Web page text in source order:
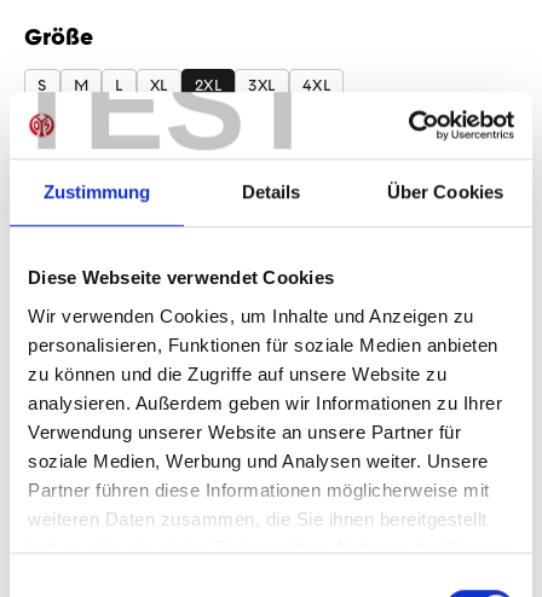
TEST
Zustimmung Details Über Cookies
Diese Webseite verwendet Cookies
Wir verwenden Cookies, um Inhalte und Anzeigen zu
personalisieren, Funktionen für soziale Medien anbieten
zu können und die Zugriffe auf unsere Website zu
analysieren. Außerdem geben wir Informationen zu Ihrer
Verwendung unserer Website an unsere Partner für
soziale Medien, Werbung und Analysen weiter. Unsere
Partner führen diese Informationen möglicherweise mit
weiteren Daten zusammen, die Sie ihnen bereitgestellt
haben oder die sie im Rahmen Ihrer Nutzung der Dienste
Größe
auswählen
S M L XL 2XL 3XL 4XL
Produkt Anzahl: Gib den gewünschten
Anzahl
Sofort verfügbar, Lieferzeit: 1-3 Tage
IN DEN WARENKORB
Produktdetails